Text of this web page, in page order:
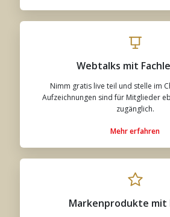
Webtalks mit
Nimm gratis live teil und stelle im
Aufzeichnungen sind für Mitglieder
zugänglich.
Mehr erfahren
Markenprodukte mit